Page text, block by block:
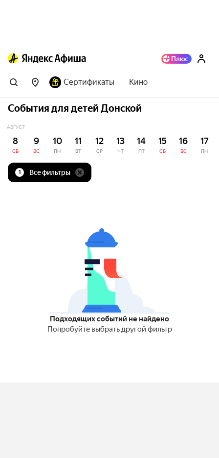
Сертификаты Кино
События для детей Донской
АВГУСТ
8
СБ
9
ВС
10
ПН
11
ВТ
12
СР
13
ЧТ
14
ПТ
15
СБ
16
ВС
17
ПН
1 Все фильтры
Подходящих событий не найдено
Попробуйте выбрать другой фильтр